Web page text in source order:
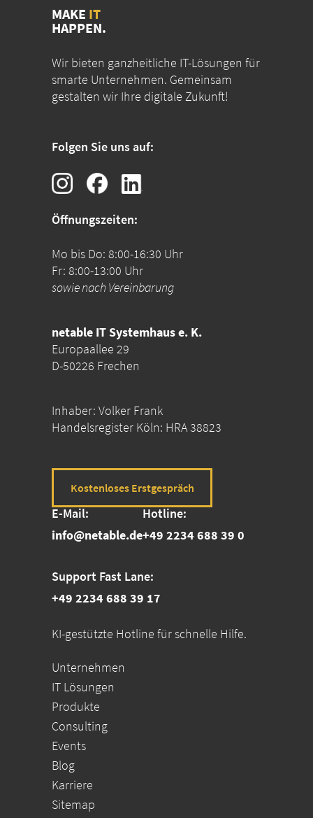
MAKE IT
HAPPEN.
Wir bieten ganzheitliche IT-Lösungen für
smarte Unternehmen. Gemeinsam
gestalten wir Ihre digitale Zukunft!
Folgen Sie uns auf:
Öffnungszeiten:
Mo bis Do: 8:00-16:30 Uhr
Fr: 8:00-13:00 Uhr
sowie nach Vereinbarung
netable IT Systemhaus e. K.
Europaallee 29
D-50226 Frechen
Inhaber: Volker Frank
Handelsregister Köln: HRA 38823
Kostenloses Erstgespräch
E-Mail:
info@netable.de
Hotline:
+49 2234 688 39 0
Support Fast Lane:
+49 2234 688 39 17
KI-gestützte Hotline für schnelle Hilfe.
Unternehmen
IT Lösungen
Produkte
Consulting
Events
Blog
Karriere
Sitemap